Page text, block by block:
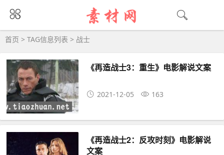
战士大全 - 战士相关资源下载
首页 > TAG信息列表 > 战士
《再造战士3：重生》电影解说文案
2021-12-05 163
《再造战士2：反攻时刻》电影解说
文案